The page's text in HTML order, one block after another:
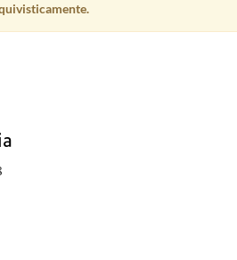
17/1979-02-17
10/1982-06-10
e não na integração europeia